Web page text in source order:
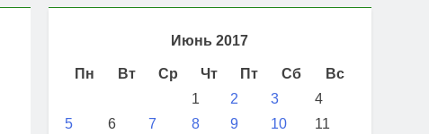
Июнь 2017
Пн Вт Ср Чт Пт Сб
Вс
1
2 3
4
5
6 7 8 9 10
11